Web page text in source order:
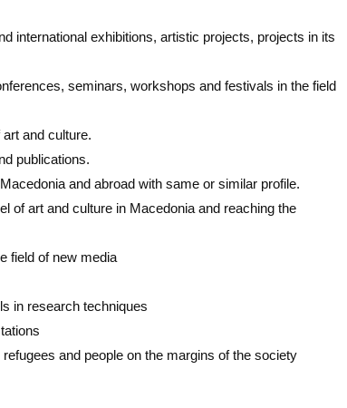
international exhibitions, artistic projects, projects in its
seminars, workshops and festivals in the field
and culture.
publications.
and abroad with same or similar profile.
of art and culture in Macedonia and reaching the
field of new media
in research techniques
and people on the margins of the society